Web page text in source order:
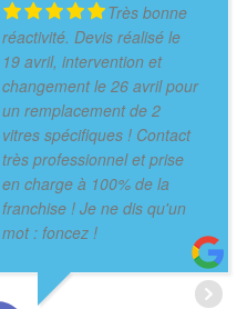
Très bonne
réactivité. Devis réalisé le
19 avril, intervention et
changement le 26 avril pour
un remplacement de 2
vitres spécifiques ! Contact
très professionnel et prise
en charge à 100% de la
franchise ! Je ne dis qu'un
mot : foncez !